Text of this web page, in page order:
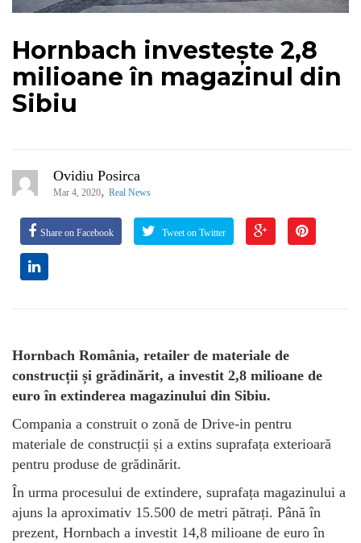
Hornbach investește 2,8
milioane în magazinul din
Sibiu
Ovidiu Posirca
Mar 4, 2020, Real News
Share on Facebook Tweet on Twitter
Hornbach România, retailer de materiale de
construcții și grădinărit, a investit 2,8 milioane de
euro în extinderea magazinului din Sibiu.
Compania a construit o zonă de Drive-in pentru
materiale de construcții și a extins suprafața exterioară
pentru produse de grădinărit.
În urma procesului de extindere, suprafața magazinului a
ajuns la aproximativ 15.500 de metri pătrați. Până în
prezent, Hornbach a investit 14,8 milioane de euro în